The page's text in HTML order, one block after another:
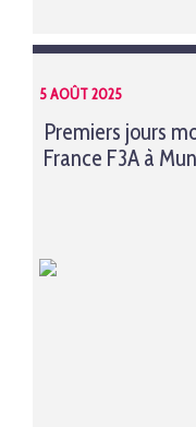
5 AOÛT 2025
Premiers jours
France F3A à